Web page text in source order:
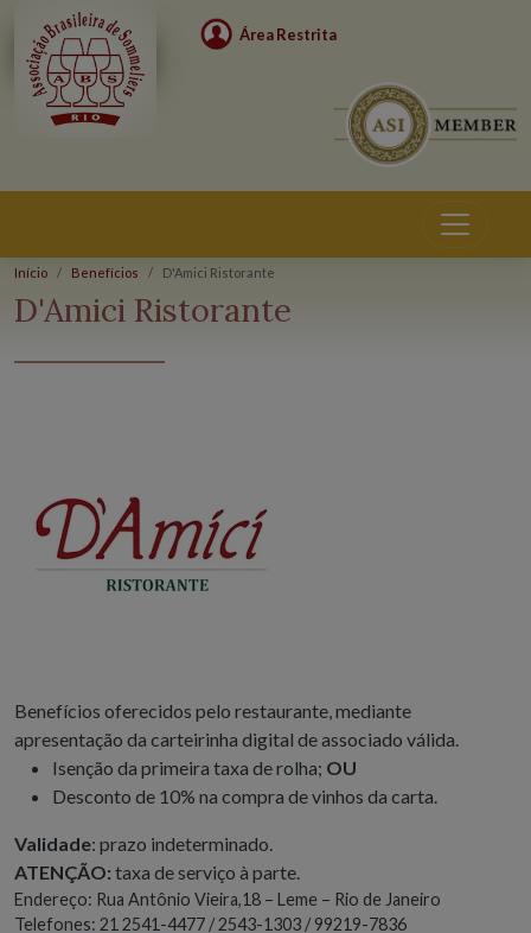
Área Restrita
Início Benefícios D'Amici Ristorante
Benefícios
D'Amici Ristorante
Benefícios oferecidos pelo restaurante, mediante
apresentação da carteirinha digital de associado válida.
Isenção da primeira taxa de rolha; OU
Desconto de 10% na compra de vinhos da carta.
Validade: prazo indeterminado.
ATENÇÃO: taxa de serviço à parte.
Endereço: Rua Antônio Vieira,18 – Leme – Rio de Janeiro
Telefones: 21 2541-4477 / 2543-1303 / 99219-7836